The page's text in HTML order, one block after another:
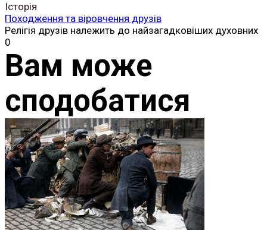
Історія
Походження та віровчення друзів
Релігія друзів належить до найзагадковіших духовних
0
Вам може
сподобатися